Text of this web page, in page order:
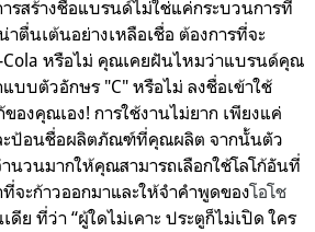
สร้างชื่อแบรนด์ไม่ใช่แค่กระบวนการที่
ตื่นเต้นอย่างเหลือเชื่อ ต้องการที่จะ
Cola หรือไม่ คุณเคยฝันไหมว่าแบรนด์คุณ
แบบตัวอักษร "C" หรือไม่ ลงชื่อเข้าใช้
ของคุณเอง! การใช้งานไม่ยาก เพียงแค่
ป้อนชื่อผลิตภัณฑ์ที่คุณผลิต จากนั้นตัว
นวนมากให้คุณสามารถเลือกใช้โลโก้อันที่
จะก้าวออกมาและให้จำคำพูดของโอโช
ย ที่ว่า “ผู้ใดไม่เคาะ ประตูก็ไม่เปิด ใคร